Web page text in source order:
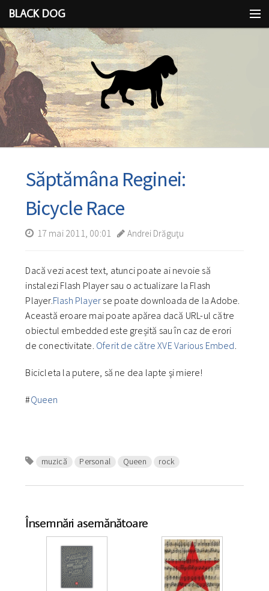
BLACK DOG
IDEEA
CU LIMBA SCOASĂ
Săptămâna Reginei:
Bicycle Race
17 mai 2011, 00:01 Andrei Drăguţu
Dacă vezi acest text, atunci poate ai nevoie să
instalezi Flash Player sau o actualizare la Flash
Player.Flash Playerse poate downloada de la Adobe.
Această eroare mai poate apărea dacă URL-ul către
obiectul embedded este greșită sau în caz de erori
de conectivitate. Oferit de către XVE Various Embed.
Bicicleta la putere, să ne dea lapte şi miere!
#Queen
muzică Personal Queen rock
Însemnări asemănătoare